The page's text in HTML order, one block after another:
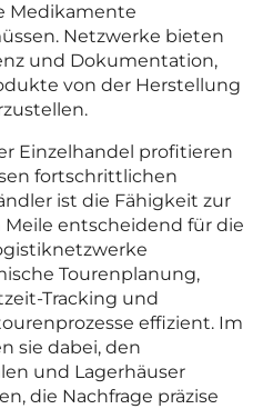
Medikamente
Netzwerke bieten
und Dokumentation,
von der Herstellung
Einzelhandel profitieren
fortschrittlichen
ist die Fähigkeit zur
entscheidend für die
Tourenplanung,
Tracking und
effizient. Im
sie dabei, den
und Lagerhäuser
die Nachfrage präzise